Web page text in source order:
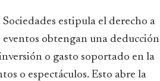
estipula el derecho a
obtengan una deducción
o gasto soportado en la
o espectáculos. Esto abre la